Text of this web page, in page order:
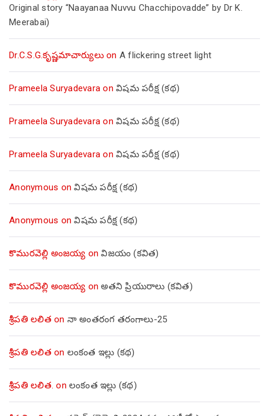
Original story “Naayanaa Nuvvu Chacchipovadde” by Dr K.
Meerabai)
Dr.C.S.G.కృష్ణమాచార్యులుon A flickering street light
Prameela Suryadevara on విషమ పరీక్ష (క‌థ‌)
Prameela Suryadevara on విషమ పరీక్ష (క‌థ‌)
Prameela Suryadevara on విషమ పరీక్ష (క‌థ‌)
Anonymous onవిషమ పరీక్ష (క‌థ‌)
Anonymous onవిషమ పరీక్ష (క‌థ‌)
కొమురవెల్లి అంజయ్య onవిజయం (కవిత)
కొమురవెల్లి అంజయ్య onఅతని ప్రియురాలు (కవిత)
శ్రీపతి లలిత on నా అంతరంగ తరంగాలు-25
శ్రీపతి లలిత on లంకంత ఇల్లు (కథ)
శ్రీపతి లలిత. on లంకంత ఇల్లు (కథ)